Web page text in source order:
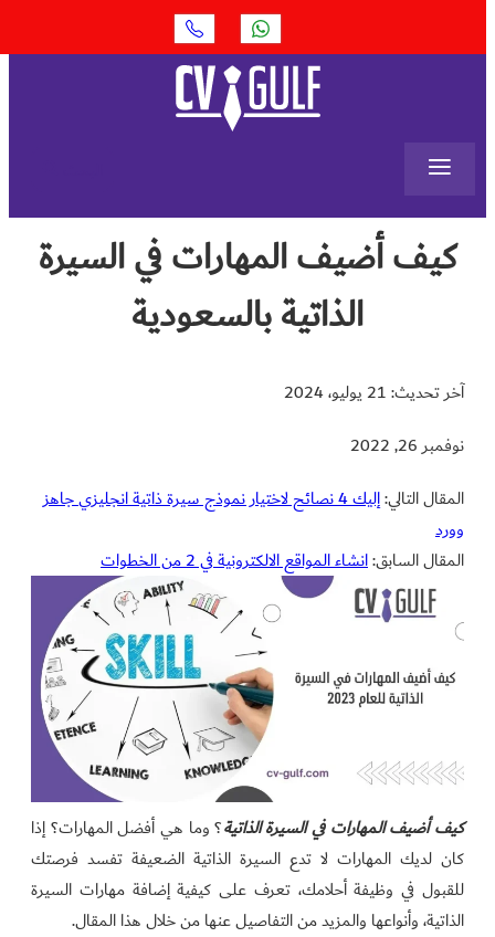
≡
كيف أضيف المهارات في السيرة
الذاتية بالسعودية
آخر تحديث: 21 يوليو، 2024
نوفمبر 26, 2022
المقال التالي:
إليك 4 نصائح لاختيار نموذج سيرة ذاتية انجليزي جاهز
وورد
المقال السابق:انشاء المواقع الالكترونية في 2 من الخطوات
كيف أضيف المهارات في السيرة الذاتية؟ وما هي أفضل المهارات؟ إذا
كان لديك المهارات لا تدع السيرة الذاتية الضعيفة تفسد فرصتك
للقبول في وظيفة أحلامك، تعرف على كيفية إضافة مهارات السيرة
الذاتية، وأنواعها والمزيد من التفاصيل عنها من خلال هذا المقال.